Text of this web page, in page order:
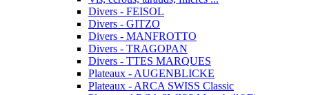
Divers - FEISOL
Divers - GITZO
Divers - MANFROTTO
Divers - TRAGOPAN
Divers - TTES MARQUES
Plateaux - AUGENBLICKE
Plateaux - ARCA SWISS Classic